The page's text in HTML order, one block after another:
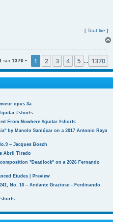
[ Tout lire ]
sur1370 • 1 2 3 4 5 1370
opus 3a
#shorts
From Nowhere #guitar #shorts
by Manolo Sanlúcar on a 2017 Antonio Raya
– Jacques Bosch
Abril Tirado
"Deadlock" on a 2026 Fernando
Etudes | Preview
No. 10 – Andante Grazioso - Ferdinando